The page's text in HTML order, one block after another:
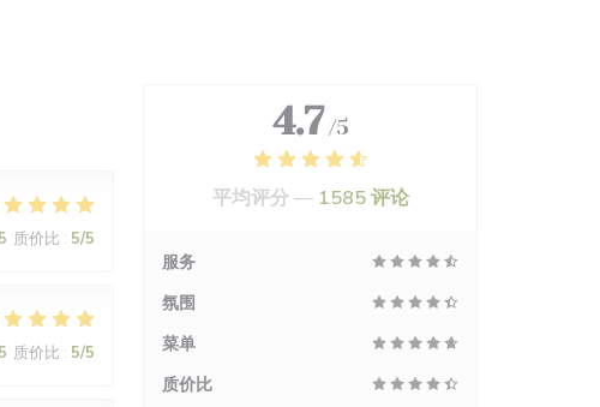
质价比 : 5/5
质价比 : 5/5
4.7 /5
平均评分 — 1585 评论
服务
氛围
菜单
质价比